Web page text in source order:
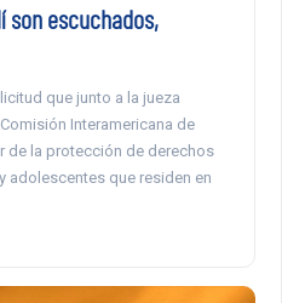
son escuchados,
que junto a la jueza
Interamericana de
de la protección de derechos
adolescentes que residen en